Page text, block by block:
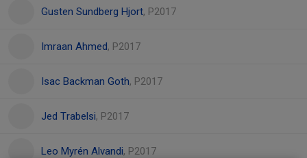
Gusten Sundberg Hjort, P2017
Imraan Ahmed, P2017
Isac Backman Goth, P2017
Jed Trabelsi, P2017
Leo Myrén Alvandi, P2017